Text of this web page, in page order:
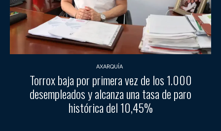
AXARQUÍA
Torrox baja por primera vez de los 1.000
desempleados y alcanza una tasa de paro
histórica del 10,45%